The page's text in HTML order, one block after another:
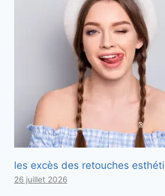
les excès des retouches
26 juillet 2026